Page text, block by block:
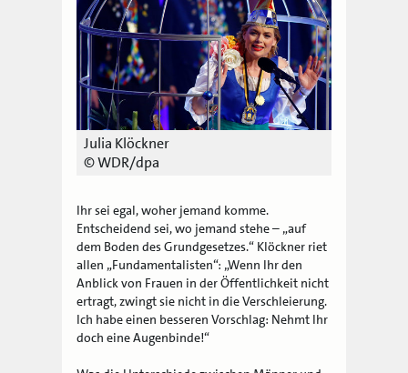
Julia Klöckner
© WDR/dpa
Ihr sei egal, woher jemand komme.
Entscheidend sei, wo jemand stehe – „auf
dem Boden des Grundgesetzes.“ Klöckner riet
allen „Fundamentalisten“: „Wenn Ihr den
Anblick von Frauen in der Öffentlichkeit nicht
ertragt, zwingt sie nicht in die Verschleierung.
Ich habe einen besseren Vorschlag: Nehmt Ihr
doch eine Augenbinde!“